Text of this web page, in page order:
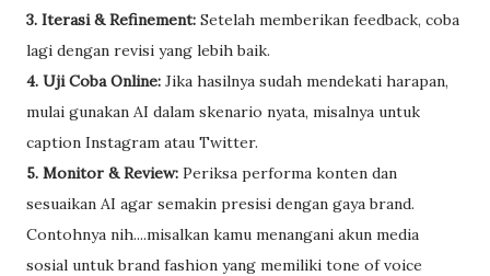
3. Iterasi & Refinement: Setelah memberikan feedback, coba
lagi dengan revisi yang lebih baik.
4. Uji Coba Online: Jika hasilnya sudah mendekati harapan,
mulai gunakan AI dalam skenario nyata, misalnya untuk
caption Instagram atau Twitter.
5. Monitor & Review: Periksa performa konten dan
sesuaikan AI agar semakin presisi dengan gaya brand.
Contohnya nih....misalkan kamu menangani akun media
sosial untuk brand fashion yang memiliki tone of voice